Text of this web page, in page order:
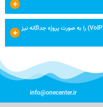
آیا شرکت وان سنتر راه اندازی تلفن تحت شبکه (VoIP) را به صورت پروژه جداگانه نیز
info@onecenter.ir